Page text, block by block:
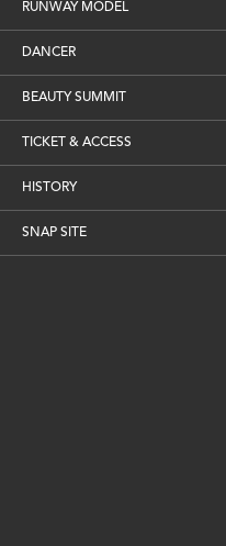
RUNWAY MODEL
DANCER
BEAUTY SUMMIT
TICKET & ACCESS
HISTORY
SNAP SITE